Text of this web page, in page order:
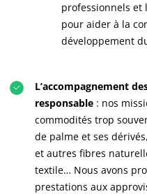
NOS SECTEURS D'ACTIVITÉ
Agroalimentaire
Textile
Bois et forêt
Produits de la maison
Matériaux durables
Agrofourniture
professionnels et
pour aider à la
développement
L’accompagnement
responsable : nos
commodités trop
de palme et ses
et autres fibres
textile… Nous avons
prestations aux